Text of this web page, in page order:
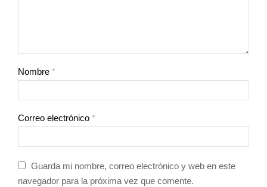
Nombre *
Correo electrónico *
Guarda mi nombre, correo electrónico y web en este
navegador para la próxima vez que comente.